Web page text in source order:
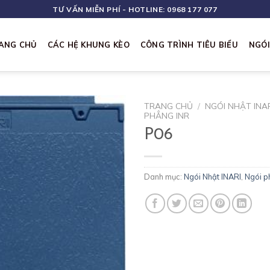
TƯ VẤN MIỄN PHÍ - HOTLINE: 0968 177 077
CHỦ CÁC HỆ KHUNG KÈO CÔNG TRÌNH TIÊU BIỂU
TRANG CHỦ / NGÓI NHẬT
PHẲNG INR
P06
Danh mục: Ngói Nhật INARI Ngói